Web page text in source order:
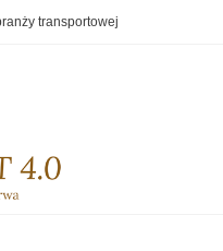
transportowej